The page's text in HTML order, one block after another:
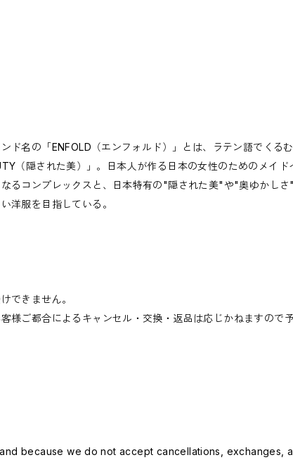
ド名の「ENFOLD（エンフォルド）」とは、ラテン語でくる
（隠された美）」。日本人が作る日本の女性のためのメイド
るコンプレックスと、日本特有の"隠された美"や"奥ゆかしさ
洋服を目指している。
できません。
様ご都合によるキャンセル・交換・返品は応じかねますので
because we do not accept cancellations, exchanges,